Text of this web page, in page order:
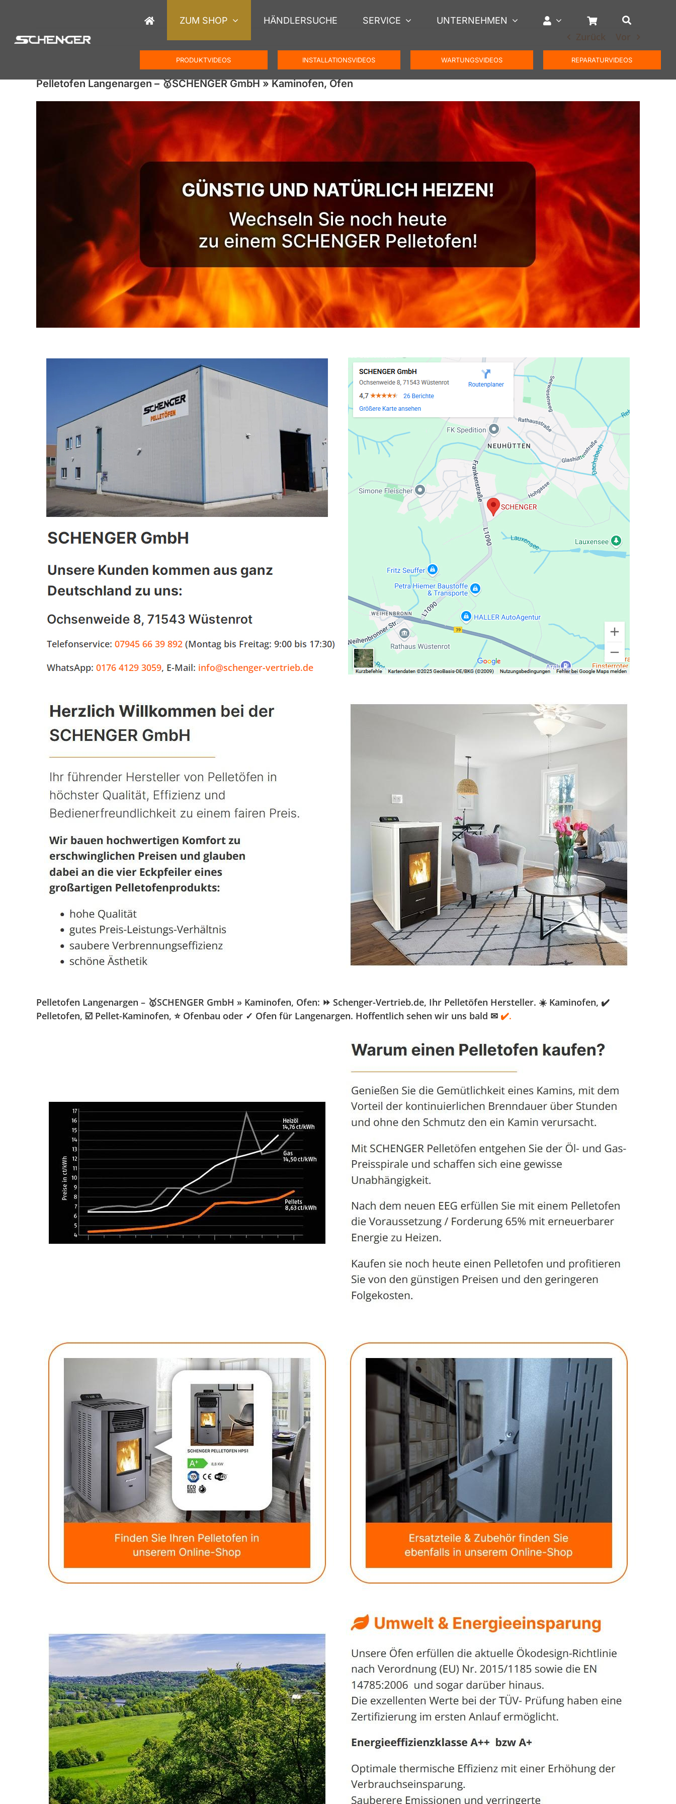
springen
ZUM SHOP HÄNDLERSUCHE SERVICE UNTERNEHMEN
PRODUKTVIDEOS INSTALLATIONSVIDEOS WARTUNGSVIDEOS REPARATURVIDEOS
Zurück Vor
Pelletofen Langenargen – 🥇SCHENGER GmbH » Kaminofen, Ofen
Pelletofen Langenargen – 🥇SCHENGER GmbH » Kaminofen, Ofen: ⏩ Schenger-Vertrieb.de, Ihr Pelletöfen Hersteller. ☀️ Kaminofen, ✔️
Pelletofen, ☑️ Pellet-Kaminofen, ⭐ Ofenbau oder ✓ Ofen für Langenargen. Hoffentlich sehen wir uns bald ✉ ✔️.